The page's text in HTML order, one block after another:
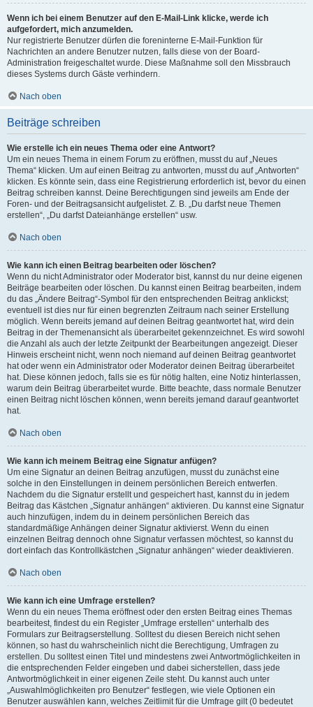
Wenn ich bei einem Benutzer auf den E-Mail-Link klicke, werde ich
aufgefordert, mich anzumelden.
Nur registrierte Benutzer dürfen die foreninterne E-Mail-Funktion für
Nachrichten an andere Benutzer nutzen, falls diese von der Board-
Administration freigeschaltet wurde. Diese Maßnahme soll den Missbrauch
dieses Systems durch Gäste verhindern.
Nach oben
Beiträge schreiben
Wie erstelle ich ein neues Thema oder eine Antwort?
Um ein neues Thema in einem Forum zu eröffnen, musst du auf „Neues
Thema“ klicken. Um auf einen Beitrag zu antworten, musst du auf „Antworten“
klicken. Es könnte sein, dass eine Registrierung erforderlich ist, bevor du einen
Beitrag schreiben kannst. Deine Berechtigungen sind jeweils am Ende der
Foren- und der Beitragsansicht aufgelistet. Z. B. „Du darfst neue Themen
erstellen“, „Du darfst Dateianhänge erstellen“ usw.
Nach oben
Wie kann ich einen Beitrag bearbeiten oder löschen?
Wenn du nicht Administrator oder Moderator bist, kannst du nur deine eigenen
Beiträge bearbeiten oder löschen. Du kannst einen Beitrag bearbeiten, indem
du das „Ändere Beitrag“-Symbol für den entsprechenden Beitrag anklickst;
eventuell ist dies nur für einen begrenzten Zeitraum nach seiner Erstellung
möglich. Wenn bereits jemand auf deinen Beitrag geantwortet hat, wird dein
Beitrag in der Themenansicht als überarbeitet gekennzeichnet. Es wird sowohl
die Anzahl als auch der letzte Zeitpunkt der Bearbeitungen angezeigt. Dieser
Hinweis erscheint nicht, wenn noch niemand auf deinen Beitrag geantwortet
hat oder wenn ein Administrator oder Moderator deinen Beitrag überarbeitet
hat. Diese können jedoch, falls sie es für nötig halten, eine Notiz hinterlassen,
warum dein Beitrag überarbeitet wurde. Bitte beachte, dass normale Benutzer
einen Beitrag nicht löschen können, wenn bereits jemand darauf geantwortet
hat.
Nach oben
Wie kann ich meinem Beitrag eine Signatur anfügen?
Um eine Signatur an deinen Beitrag anzufügen, musst du zunächst eine
solche in den Einstellungen in deinem persönlichen Bereich entwerfen.
Nachdem du die Signatur erstellt und gespeichert hast, kannst du in jedem
Beitrag das Kästchen „Signatur anhängen“ aktivieren. Du kannst eine Signatur
auch hinzufügen, indem du in deinem persönlichen Bereich das
standardmäßige Anhängen deiner Signatur aktivierst. Wenn du einen
einzelnen Beitrag dennoch ohne Signatur verfassen möchtest, so kannst du
dort einfach das Kontrollkästchen „Signatur anhängen“ wieder deaktivieren.
Nach oben
Wie kann ich eine Umfrage erstellen?
Wenn du ein neues Thema eröffnest oder den ersten Beitrag eines Themas
bearbeitest, findest du ein Register „Umfrage erstellen“ unterhalb des
Formulars zur Beitragserstellung. Solltest du diesen Bereich nicht sehen
können, so hast du wahrscheinlich nicht die Berechtigung, Umfragen zu
erstellen. Du solltest einen Titel und mindestens zwei Antwortmöglichkeiten in
die entsprechenden Felder eingeben und dabei sicherstellen, dass jede
Antwortmöglichkeit in einer eigenen Zeile steht. Du kannst auch unter
„Auswahlmöglichkeiten pro Benutzer“ festlegen, wie viele Optionen ein
Benutzer auswählen kann, welches Zeitlimit für die Umfrage gilt (0 bedeutet